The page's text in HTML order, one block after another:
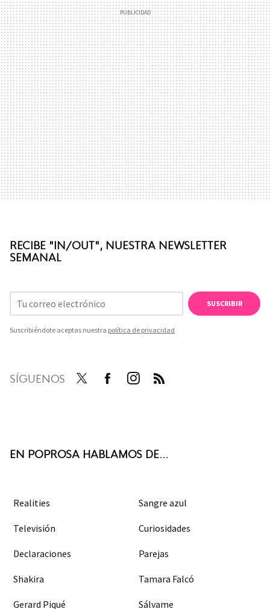
RECIBE "IN/OUT", NUESTRA NEWSLETTER
SEMANAL
SUSCRIBIR
Suscribiéndote aceptas nuestra política de privacidad
SÍGUENOS
EN POPROSA HABLAMOS DE...
Realities Sangre azul
Televisión Curiosidades
Declaraciones Parejas
Shakira Tamara Falcó
Gerard Piqué Sálvame